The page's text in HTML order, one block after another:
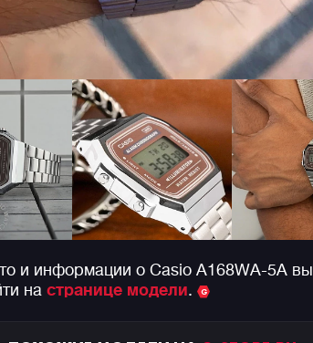
и информации о Casio A168WA-5A вы
на странице модели.